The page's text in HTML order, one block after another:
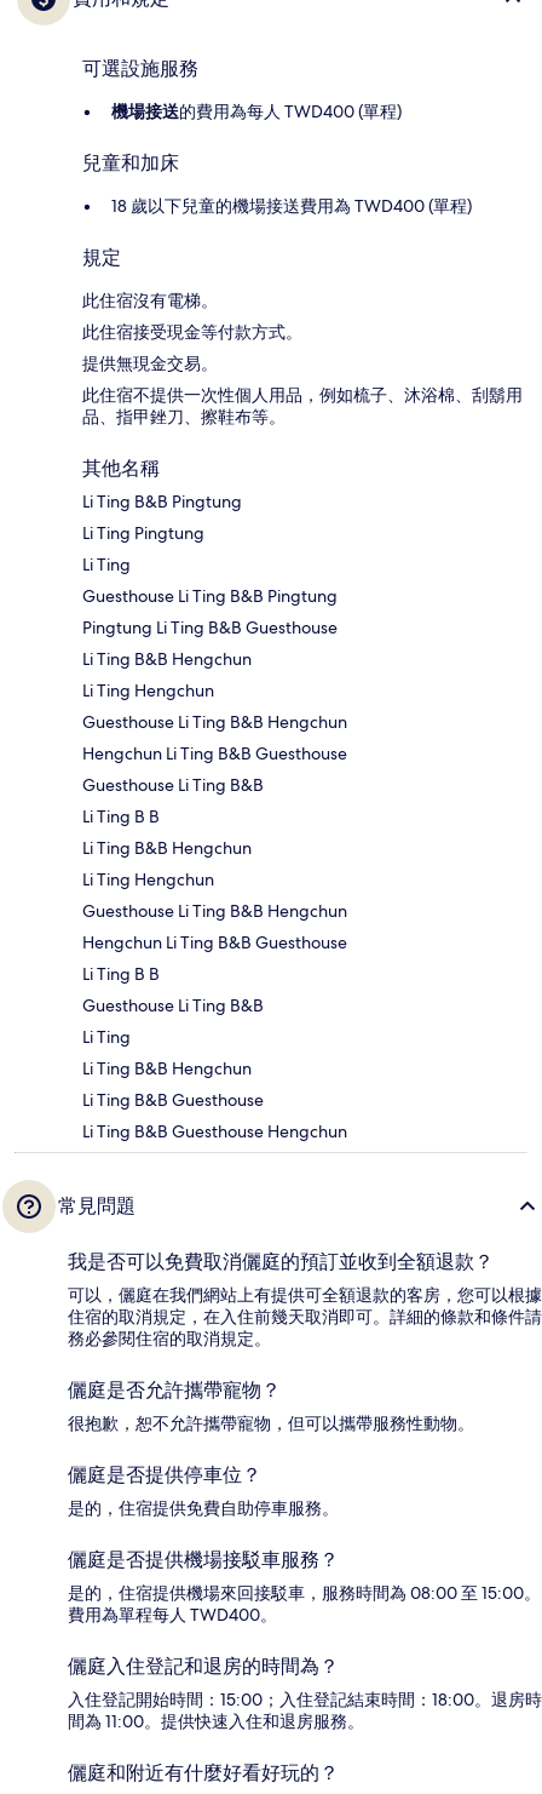
可選設施服務
機場接送的費用為每人 TWD400 (單程)
兒童和加床
18 歲以下兒童的機場接送費用為 TWD400 (單程)
規定
此住宿沒有電梯。
此住宿接受現金等付款方式。
提供無現金交易。
此住宿不提供一次性個人用品，例如梳子、沐浴棉、刮鬍用
品、指甲銼刀、擦鞋布等。
其他名稱
Li Ting B&B Pingtung
Li Ting Pingtung
Li Ting
Guesthouse Li Ting B&B Pingtung
Pingtung Li Ting B&B Guesthouse
Li Ting B&B Hengchun
Li Ting Hengchun
Guesthouse Li Ting B&B Hengchun
Hengchun Li Ting B&B Guesthouse
Guesthouse Li Ting B&B
Li Ting B B
Li Ting B&B Hengchun
Li Ting Hengchun
Guesthouse Li Ting B&B Hengchun
Hengchun Li Ting B&B Guesthouse
Li Ting B B
Guesthouse Li Ting B&B
Li Ting
Li Ting B&B Hengchun
Li Ting B&B Guesthouse
Li Ting B&B Guesthouse Hengchun
常見問題
我是否可以免費取消儷庭的預訂並收到全額退款？
可以，儷庭在我們網站上有提供可全額退款的客房，您可以根據
住宿的取消規定，在入住前幾天取消即可。詳細的條款和條件請
務必參閱住宿的取消規定。
儷庭是否允許攜帶寵物？
很抱歉，恕不允許攜帶寵物，但可以攜帶服務性動物。
儷庭是否提供停車位？
是的，住宿提供免費自助停車服務。
儷庭是否提供機場接駁車服務？
是的，住宿提供機場來回接駁車，服務時間為 08:00 至 15:00。
費用為單程每人 TWD400。
儷庭入住登記和退房的時間為？
入住登記開始時間：15:00；入住登記結束時間：18:00。退房時
間為 11:00。提供快速入住和退房服務。
儷庭和附近有什麼好看好玩的？